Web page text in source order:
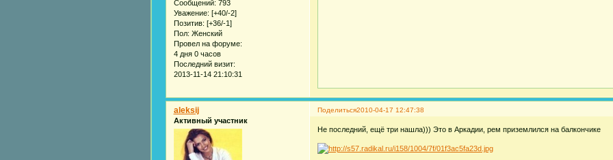
Сообщений: 793
Уважение: [+40/-2]
Позитив: [+36/-1]
Пол: Женский
Провел на форуме:
4 дня 0 часов
Последний визит:
2013-11-14 21:10:31
Поделиться2010-04-17 12:47:38
aleksij
Активный участник
Не последний, ещё три нашла))) Это в Аркадии, рем приземлился на балкончике